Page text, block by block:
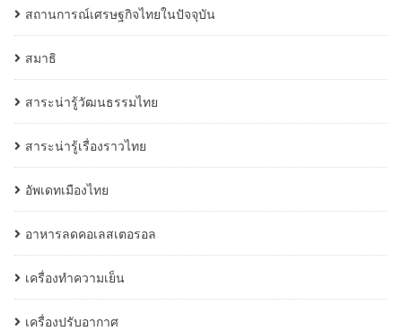
สถานการณ์เศรษฐกิจไทยในปัจจุบัน
สมาธิ
สาระน่ารู้วัฒนธรรมไทย
สาระน่ารู้เรื่องราวไทย
อัพเดทเมืองไทย
อาหารลดคอเลสเตอรอล
เครื่องทำความเย็น
เครื่องปรับอากาศ